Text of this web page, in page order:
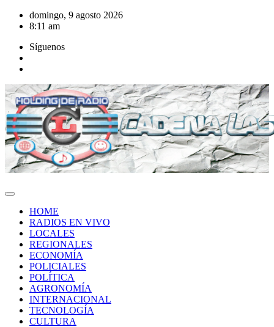
Saltar
domingo, 9 agosto 2026
8:11 am
Síguenos
HOME
RADIOS EN VIVO
LOCALES
REGIONALES
ECONOMÍA
POLICIALES
POLÍTICA
AGRONOMÍA
INTERNACIONAL
TECNOLOGÍA
CULTURA